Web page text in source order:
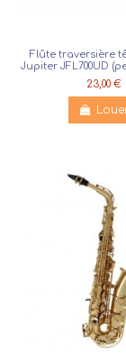
Flûte traversière
Jupiter JFL700UD
23,00 €